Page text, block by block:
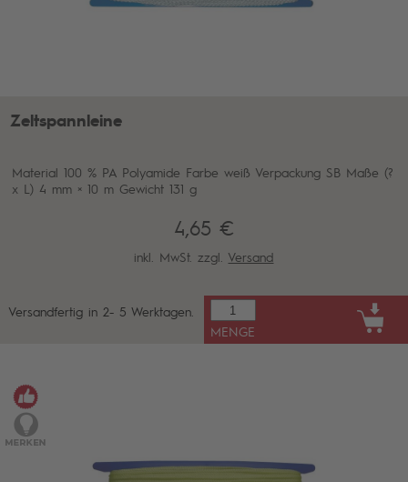
Zeltspannleine
Material 100 % PA Polyamide Farbe weiß Verpackung SB Maße (?
x L) 4 mm × 10 m Gewicht 131 g
4,65 €
inkl. MwSt. zzgl. Versand
Versandfertig in 2- 5 Werktagen.
MENGE